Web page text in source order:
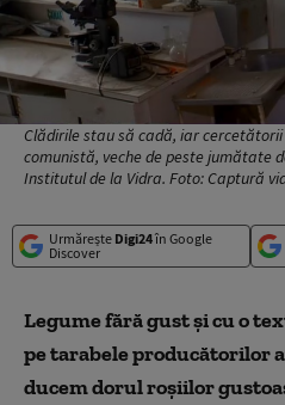
Clădirile stau să cadă, iar
comunistă, veche de peste jumătate
Institutul de la Vidra. Foto: Captură
Urmărește Digi24în Google
Discover
Legume fără gust și cu o
pe tarabele producătorilor
ducem dorul roșiilor